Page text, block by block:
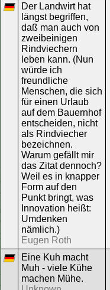
Der Landwirt hat
längst begriffen,
daß man auch von
zweibeinigen
Rindviechern
leben kann. (Nun
würde ich
freundliche
Menschen, die sich
für einen Urlaub
auf dem Bauernhof
entscheiden, nicht
als Rindviecher
bezeichnen.
Warum gefällt mir
das Zitat dennoch?
Weil es in knapper
Form auf den
Punkt bringt, was
Innovation heißt:
Umdenken
nämlich.)
Eugen Roth
Eine Kuh macht
Muh - viele Kühe
machen Mühe.